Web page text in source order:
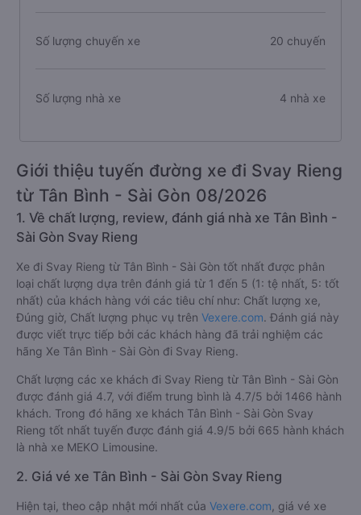
Số lượng chuyến xe 20 chuyến
Số lượng nhà xe 4 nhà xe
Giới thiệu tuyến đường xe đi Svay Rieng
từ Tân Bình - Sài Gòn 08/2026
1. Về chất lượng, review, đánh giá nhà xe Tân Bình -
Sài Gòn Svay Rieng
Xe đi Svay Rieng từ Tân Bình - Sài Gòn tốt nhất được phân
loại chất lượng dựa trên đánh giá từ 1 đến 5 (1: tệ nhất, 5: tốt
nhất) của khách hàng với các tiêu chí như: Chất lượng xe,
Đúng giờ, Chất lượng phục vụ trên Vexere.com. Đánh giá này
được viết trực tiếp bởi các khách hàng đã trải nghiệm các
hãng Xe Tân Bình - Sài Gòn đi Svay Rieng.
Chất lượng các xe khách đi Svay Rieng từ Tân Bình - Sài Gòn
được đánh giá 4.7, với điểm trung bình là 4.7/5 bởi 1466 hành
khách. Trong đó hãng xe khách Tân Bình - Sài Gòn Svay
Rieng tốt nhất tuyến được đánh giá 4.9/5 bởi 665 hành khách
là nhà xe MEKO Limousine.
2. Giá vé xe Tân Bình - Sài Gòn Svay Rieng
Hiện tại, theo cập nhật mới nhất của Vexere.com , giá vé xe